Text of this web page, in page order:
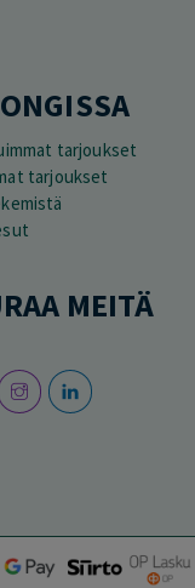
tarjoukset
tarjoukset
MEITÄ